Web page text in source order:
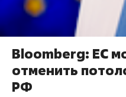
Bloomberg: ЕС
отменить
РФ